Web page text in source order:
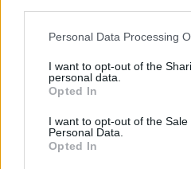
Personal Data Processing
I want to opt-out of the
personal data.
Opted In
I want to opt-out of the Sale
Personal Data.
Opted In
για τις 4 Φεβρουαρίου,
Αθήνα.
Οι διοργανωτές,
ανταπόκριση με αυτή
συλλαλητήριο στη